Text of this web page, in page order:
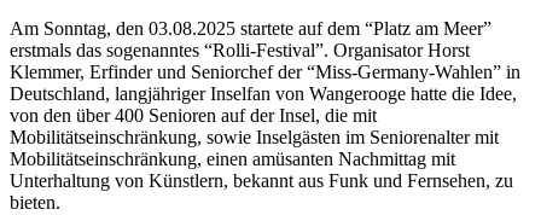
Am Sonntag, den 03.08.2025 startete auf dem “Platz am Meer”
erstmals das sogenanntes “Rolli-Festival”. Organisator Horst
Klemmer, Erfinder und Seniorchef der “Miss-Germany-Wahlen” in
Deutschland, langjähriger Inselfan von Wangerooge hatte die Idee,
von den über 400 Senioren auf der Insel, die mit
Mobilitätseinschränkung, sowie Inselgästen im Seniorenalter mit
Mobilitätseinschränkung, einen amüsanten Nachmittag mit
Unterhaltung von Künstlern, bekannt aus Funk und Fernsehen, zu
bieten.